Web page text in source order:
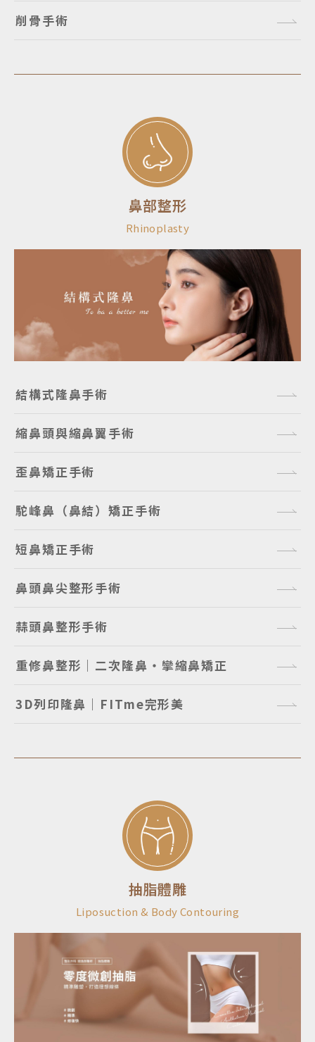
削骨手術
鼻部整形
Rhinoplasty
結構式隆鼻手術
縮鼻頭與縮鼻翼手術
歪鼻矯正手術
駝峰鼻（鼻結）矯正手術
短鼻矯正手術
鼻頭鼻尖整形手術
蒜頭鼻整形手術
重修鼻整形｜二次隆鼻・攣縮鼻矯正
3D列印隆鼻｜FITme完形美
抽脂體雕
Liposuction & Body Contouring